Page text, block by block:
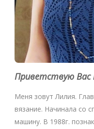
Приветствую Вас
Меня зовут Лилия.
вязание. Начинала со
машину. В 1988г.